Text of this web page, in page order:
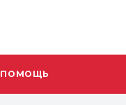
ПОМОЩЬ